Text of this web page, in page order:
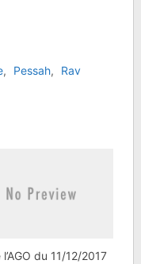
, Pessah,
Rav
l’AGO du 11/12/2017